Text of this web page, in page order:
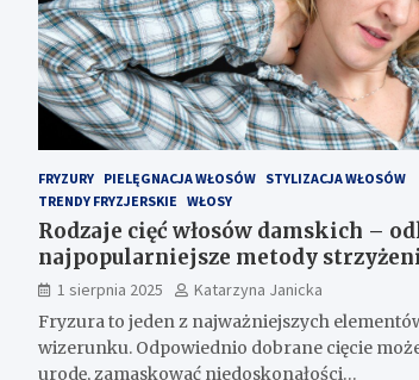
FRYZURY PIELĘGNACJA WŁOSÓW STYLIZACJA WŁOSÓW
TRENDY FRYZJERSKIE WŁOSY
Rodzaje cięć włosów damskich –
najpopularniejsze metody
1 sierpnia 2025
Katarzyna Janicka
Fryzura to jeden z najważniejszych
wizerunku. Odpowiednio dobrane cięcie
urodę, zamaskować niedoskonałości…